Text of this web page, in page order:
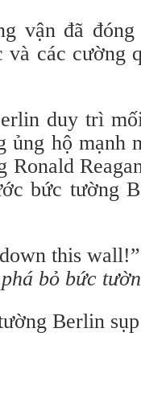
vận đã
các cường
duy trì
hộ mạnh
Ronald
bức tường
this wall!”
bỏ bức
Berlin